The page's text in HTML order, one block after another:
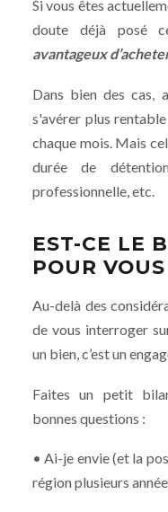
Si vous êtes
doute déjà posé
avantageux
Dans bien des cas,
s'avérer plus
chaque mois. Mais
durée de
professionnelle, etc.
EST-CE LE
POUR
Au-delà des
de vous interroger
un bien, c’est un
Faites un petit
bonnes questions :
• Ai-je envie (et la
région plusieurs